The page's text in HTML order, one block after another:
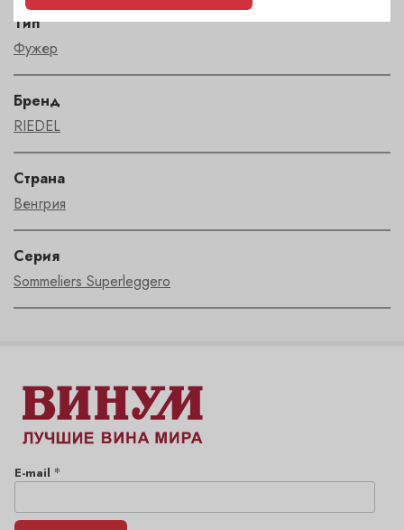
Тип
Фужер
Бренд
RIEDEL
Страна
Венгрия
Серия
Sommeliers Superleggero
E-mail *